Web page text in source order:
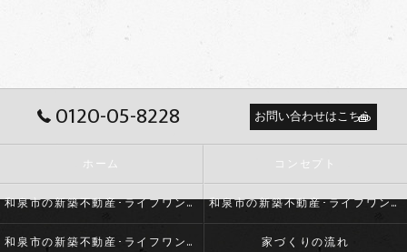
0120-05-8228 お問い合わせはこちら
ホーム コンセプト
和泉市の新築不動産･ライフワンホームの口コミ情報 和泉市の新築不動産･ライフワンホームの評判
和泉市の新築不動産･ライフワンホームのお客様の声 家づくりの流れ